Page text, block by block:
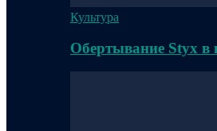
Культура
Обертывание Styx в